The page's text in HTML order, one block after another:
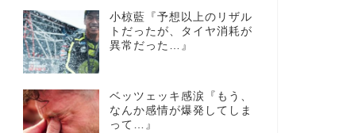
小椋藍『予想以上のリザル
トだったが、タイヤ消耗が
異常だった…』
ベッツェッキ感涙『もう、
なんか感情が爆発してしま
って…』